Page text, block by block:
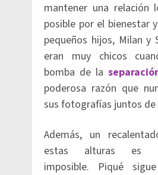
mantener una relación
posible por el bienestar
pequeños hijos, Milan y
eran muy chicos
bomba de la
poderosa razón que
sus fotografías juntos de
Además, un
estas alturas es
imposible. Piqué